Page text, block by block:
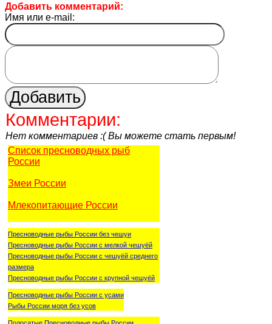
Добавить комментарий:
Имя или e-mail:
Комментарии:
Нет комментариев :( Вы можете стать первым!
Список пресноводных рыб
России
Змеи России
Млекопитающие России
Пресноводные рыбы России без чешуи
Пресноводные рыбы России с мелкой чешуёй
Пресноводные рыбы России с чешуёй среднего
размера
Пресноводные рыбы России с крупной чешуёй
Пресноводные рыбы России с усами
Рыбы России моря без усов